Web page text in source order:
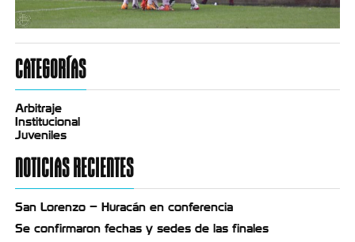
CATEGORÍAS
Arbitraje
Institucional
Juveniles
NOTICIAS RECIENTES
San Lorenzo – Huracán en conferencia
Se confirmaron fechas y sedes de las finales